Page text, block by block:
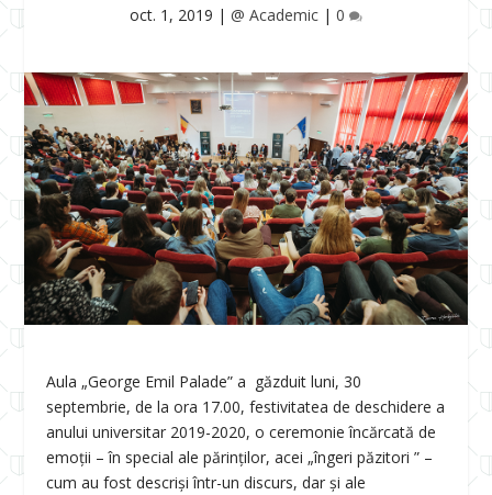
oct. 1, 2019 | @ Academic | 0
Aula „George Emil Palade” a găzduit luni, 30
septembrie, de la ora 17.00, festivitatea de deschidere a
anului universitar 2019-2020, o ceremonie încărcată de
emoții – în special ale părinților, acei „îngeri păzitori ” –
cum au fost descriși într-un discurs, dar și ale